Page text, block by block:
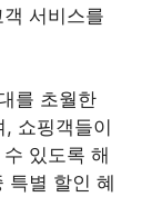
서비스를
를 초월한
쇼핑객들이
있도록 해
특별 할인 혜